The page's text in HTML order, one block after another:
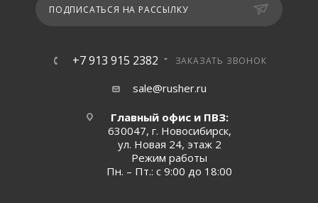
ПОДПИСАТЬСЯ НА РАССЫЛКУ
+7 913 915 2382 ЗАКАЗАТЬ ЗВОНОК
sale@rusher.ru
Главный офис и ПВЗ:
630047, г. Новосибирск,
ул. Новая 24, этаж 2
Режим работы
Пн. – Пт.: с 9:00 до 18:00